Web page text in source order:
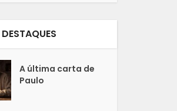
DESTAQUES
A última carta de
Paulo